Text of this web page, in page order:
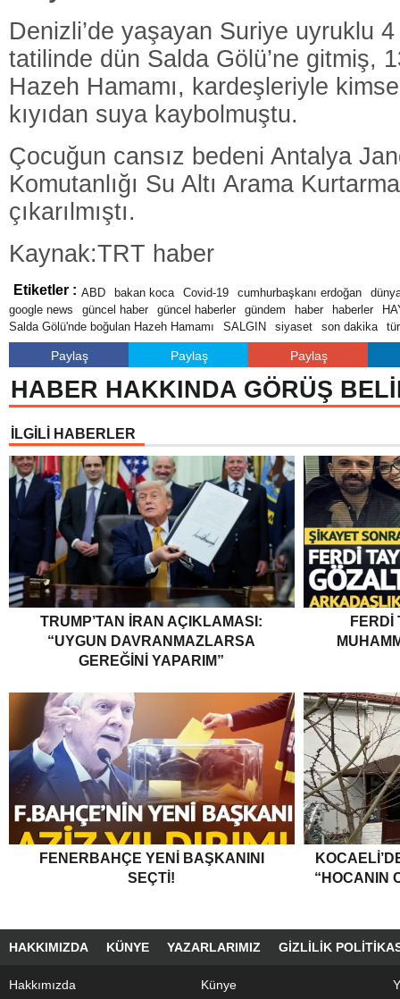
Denizli’de yaşayan Suriye uyruklu
tatilinde dün Salda Gölü’ne gitmiş,
Hazeh Hamamı, kardeşleriyle
kıyıdan suya kaybolmuştu.
Çocuğun cansız bedeni Antalya
Komutanlığı Su Altı Arama
çıkarılmıştı.
Kaynak:TRT haber
Etiketler : ABD bakan koca Covid-19 cumhurbaşkanı erdoğan
google news
güncel haber güncel haberler gündem haber haberler
Salda Gölü'nde boğulan Hazeh Hamamı
SALGIN siyaset son dakika
Paylaş Paylaş Paylaş
HABER HAKKINDA GÖRÜŞ
İLGİLİ HABERLER
TRUMP’TAN İRAN AÇIKLAMASI:
“UYGUN DAVRANMAZLARSA
GEREĞINI YAPARIM”
FERDI
FENERBAHÇE YENI BAŞKANINI
SEÇTI!
“HOCANIN
HAKKIMIZDA KÜNYE YAZARLARIMIZ GIZLILIK
Hakkımızda Künye